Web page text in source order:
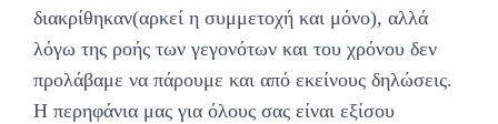
διακρίθηκαν(αρκεί η συμμετοχή και μόνο), αλλά
λόγω της ροής των γεγονότων και του χρόνου δεν
προλάβαμε να πάρουμε και από εκείνους δηλώσεις.
Η περηφάνια μας για όλους σας είναι εξίσου